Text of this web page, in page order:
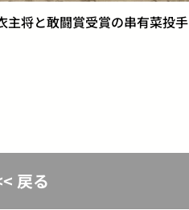
主将と敢闘賞受賞の串有菜投手
戻る